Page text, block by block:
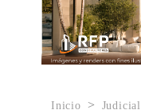
Inicio Judicial